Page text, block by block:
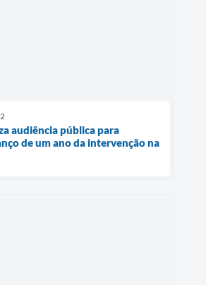
audiência pública para
de um ano da intervenção na